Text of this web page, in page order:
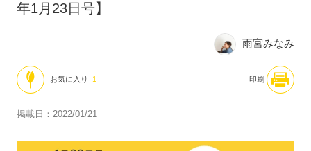
年1月23日号】
雨宮みなみ
お気に入り 1 印刷
掲載日：2022/01/21